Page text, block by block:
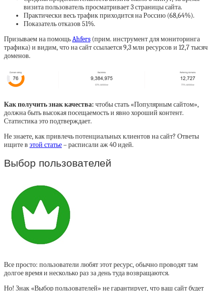
визита пользователь просматривает 3 страницы сайта.
Практически весь трафик приходится на Россию (68,64%).
Показатель отказов 51%.
Призываем на помощьAhfers (прим. инструмент для мониторинга
трафика) и видим, что на сайт ссылается 9,3 млн ресурсов и 12,7 тысяч
доменов.
Как получить знак качества: чтобы стать «Популярным сайтом»,
должна быть высокая посещаемость и явно хороший контент.
Статистика это подтверждает.
Не знаете, как привлечь потенциальных клиентов на сайт? Ответы
ищите в этой статье– расписали аж 40 идей.
Выбор пользователей
Все просто: пользователи любят этот ресурс, обычно проводят там
долгое время и несколько раз за день туда возвращаются.
Но! Знак «Выбор пользователей» не гарантирует, что ваш сайт будет